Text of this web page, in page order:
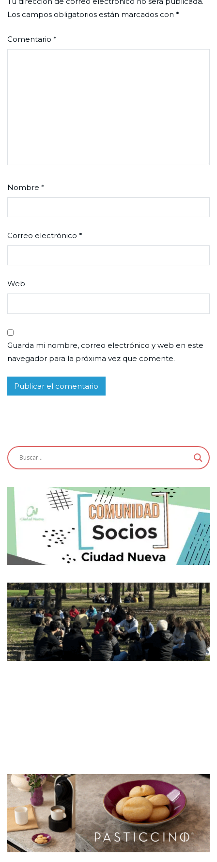
Los campos obligatorios están marcados con *
Comentario *
Nombre *
Correo electrónico *
Web
Guarda mi nombre, correo electrónico y web en este
navegador para la próxima vez que comente.